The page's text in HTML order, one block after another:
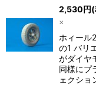
2,530円
×
ホィール
の1 バリ
がダイヤ
同様にプ
ェクショ